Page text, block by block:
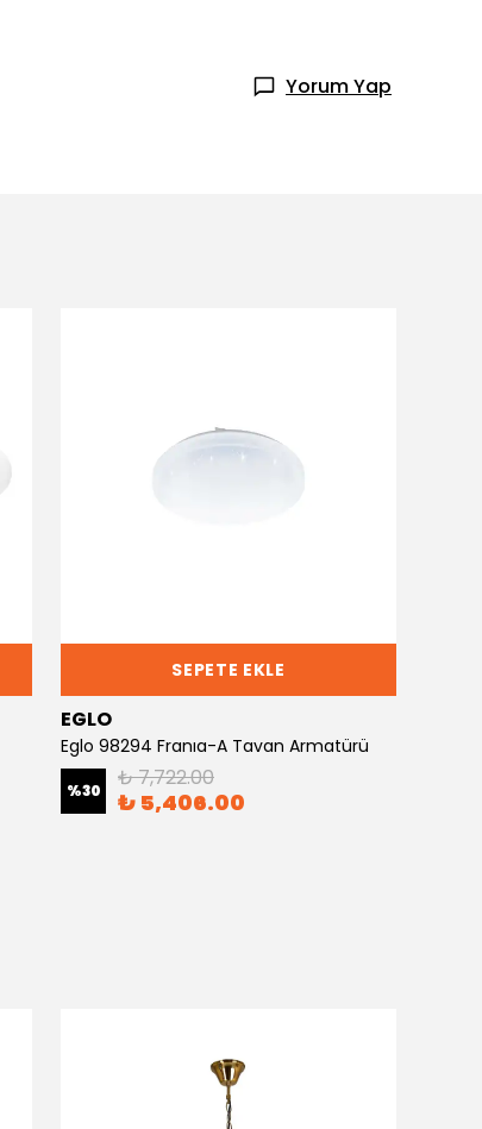
Yorum Yap
SEPETE EKLE
EGLO
Eglo 98294 Franıa-A Tavan Armatürü
%30 ₺ 7,722.00
₺ 5,406.00